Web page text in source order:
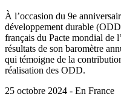
À l’occasion du 9e
développement durable
français du Pacte mondial de
résultats de son baromètre
qui témoigne de la
réalisation des ODD.
25 octobre 2024 - En France